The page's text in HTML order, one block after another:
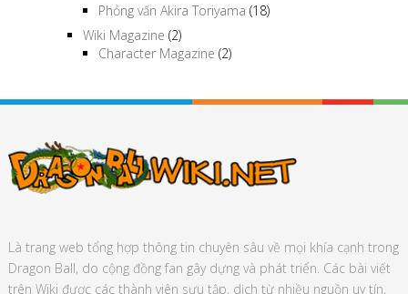
Phỏng vấn Akira Toriyama (18)
Wiki Magazine (2)
Character Magazine (2)
Là trang web tổng hợp thông tin chuyên sâu về mọi khía cạnh trong
Dragon Ball, do cộng đồng fan gây dựng và phát triển. Các bài viết
trên Wiki được các thành viên sưu tập, dịch từ nhiều nguồn uy tín,